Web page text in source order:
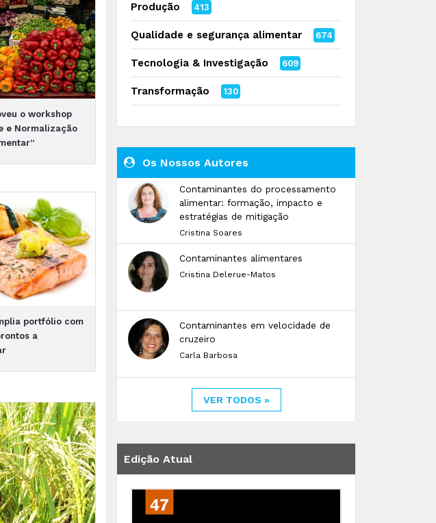
o workshop
e Normalização
portfólio com
a
Produção 413
Qualidade e segurança alimentar 674
Tecnologia & Investigação 609
Transformação 130
Os Nossos Autores
Contaminantes do processamento
alimentar: formação, impacto e
estratégias de mitigação
Cristina Soares
Contaminantes alimentares
Cristina Delerue-Matos
Contaminantes em velocidade de
cruzeiro
Carla Barbosa
VER TODOS »
Edição Atual